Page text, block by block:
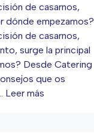
de casarnos,
dónde empezamos?
de casarnos,
surge la principal
Desde Catering
que os
Leer más